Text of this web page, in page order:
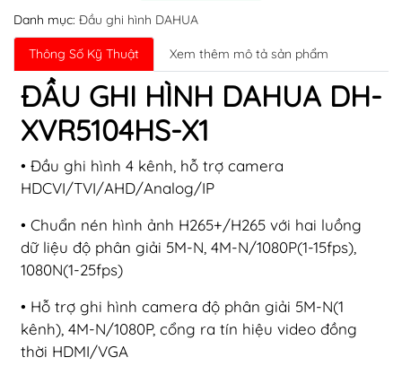
Danh mục: Đầu ghi hình DAHUA
Thông Số Kỹ Thuật Xem thêm mô tả sản phẩm
ĐẦU GHI HÌNH DAHUA DH-
XVR5104HS-X1
• Đầu ghi hình 4 kênh, hỗ trợ camera
HDCVI/TVI/AHD/Analog/IP
• Chuẩn nén hình ảnh H265+/H265 với hai luồng
dữ liệu độ phân giải 5M-N, 4M-N/1080P(1-15fps),
1080N(1-25fps)
• Hỗ trợ ghi hình camera độ phân giải 5M-N(1
kênh), 4M-N/1080P, cổng ra tín hiệu video đồng
thời HDMI/VGA